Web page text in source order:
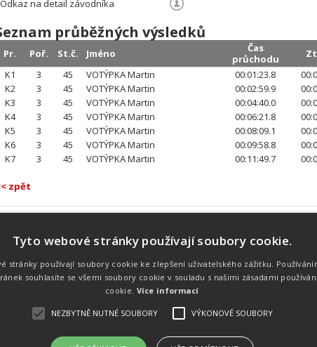
Odkaz na detail závodníka
průběžných výsledků
Pr. Poř. St.č. Jméno
Čas
průchodu
K1
3 45 VOTÝPKA Martin 00:01:23.8
K2
3 45 VOTÝPKA Martin 00:02:59.9
K3
3 45 VOTÝPKA Martin 00:04:40.0
K4
3 45 VOTÝPKA Martin 00:06:21.8
K5
3 45 VOTÝPKA Martin 00:08:09.1
K6
3 45 VOTÝPKA Martin 00:09:58.8
K7
3 45 VOTÝPKA Martin 00:11:49.7
zpět
Náš tým
Náš tým je schopen na profesionální
úrovni zajistit pořádání sportovních
soutěží. Organizaci závodů, registraci na
místě, měření, zpracování a publikaci
Tyto webové stránky používají soubory cookie.
stránky používají soubory cookie ke zlepšení uživatelského zážitku.
souhlasíte se všemi soubory cookie v souladu s našimi zásadami
cookie. Více informací
NEZBYTNĚ NUTNÉ SOUBORY VÝKONOVÉ SOUBORY